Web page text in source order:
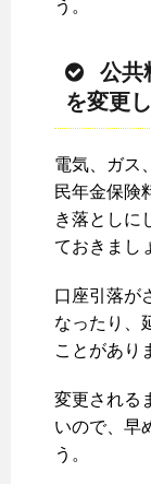
う。
公共
を変更
電気、ガス
民年金保険
き落としに
ておきまし
口座引落が
なったり、
ことがあり
変更される
いので、早
う。